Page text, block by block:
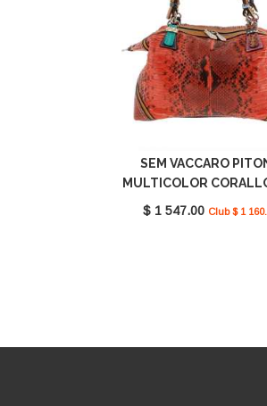
SEM VACCARO
MULTICOLOR
$ 1 547.00 Club $ 1